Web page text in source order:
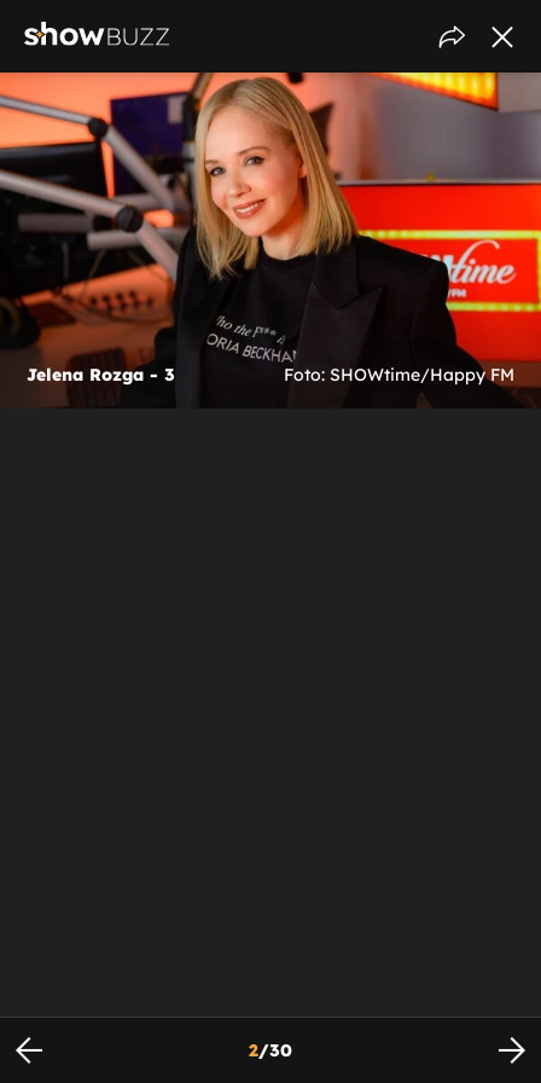
Jelena Rozga - 3 Foto: SHOWtime/Happy FM
2/30